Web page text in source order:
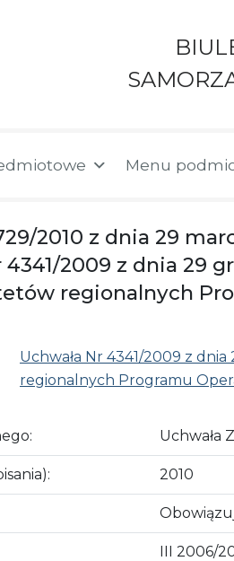
Menu
2010 z dnia 29
2009 z dnia 29
regionalnych
Uchwała Nr 4341/2009 z
regionalnych Programu
Uchwała
2010
III 2006/